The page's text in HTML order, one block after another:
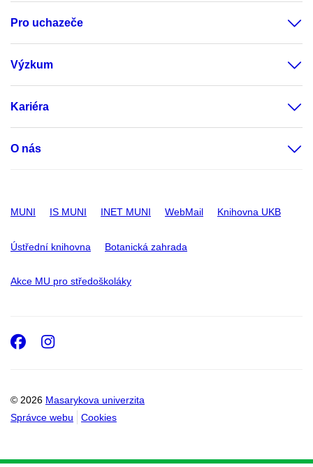
Pro uchazeče
Výzkum
Kariéra
O nás
MUNI IS MUNI INET MUNI WebMail Knihovna UKB
Ústřední knihovna Botanická zahrada
Akce MU pro středoškoláky
© 2026 Masarykova univerzita
Správce webu
Cookies
Facebook
Instagram